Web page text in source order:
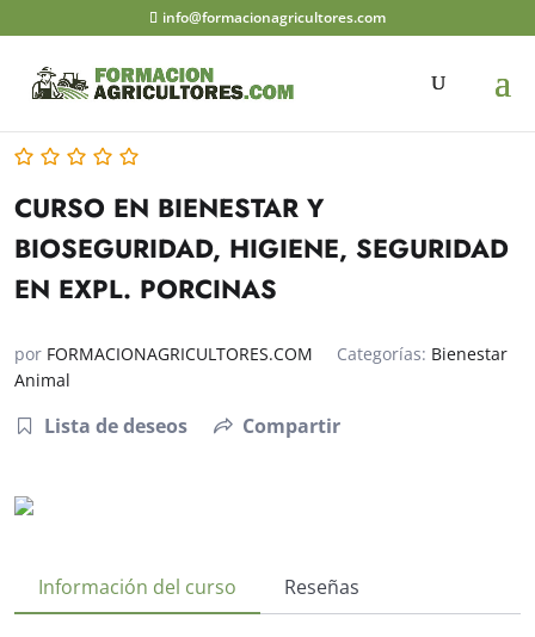
info@formacionagricultores.com
CURSO EN BIENESTAR Y
BIOSEGURIDAD, HIGIENE, SEGURIDAD
EN EXPL. PORCINAS
por FORMACIONAGRICULTORES.COM Categorías: Bienestar
Animal
Lista de deseos Compartir
Información del curso Reseñas